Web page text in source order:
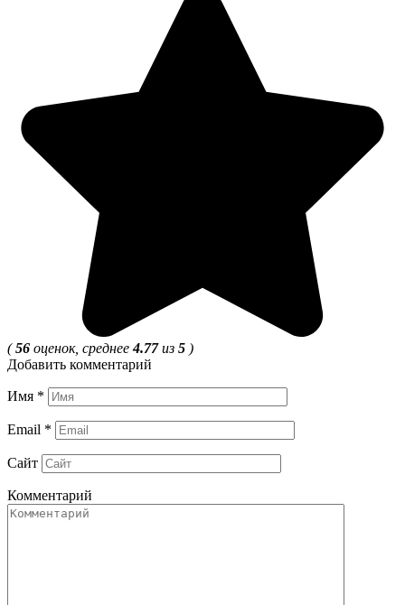
(56 оценок, среднее4.77из 5 )
Добавить комментарий
Имя *
Email *
Сайт
Комментарий